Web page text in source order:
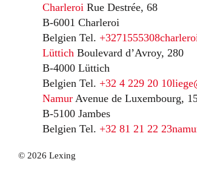
Charleroi Rue Destrée, 68
B-6001 Charleroi
Belgien Tel. +3271555308
Lüttich Boulevard d’Avroy, 280
B-4000 Lüttich
Belgien Tel. +32 4 229 20 10
Namur Avenue de Luxembourg,
B-5100 Jambes
Belgien Tel. +32 81 21 22 23
© 2026 Lexing